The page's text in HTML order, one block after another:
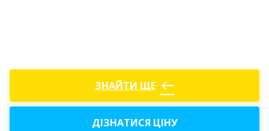
ЗНАЙТИ ЩЕ west
ДІЗНАТИСЯ ЦІНУ